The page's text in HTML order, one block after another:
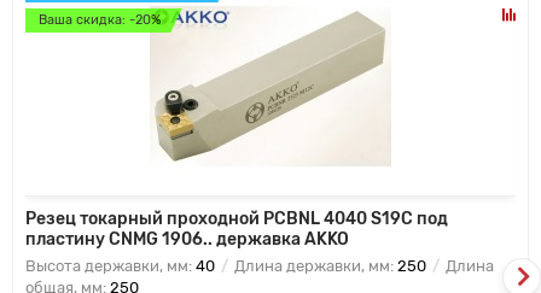
Ваша скидка: -20%
Резец токарный проходной PCBNL 4040 S19C под
пластину CNMG 1906.. державка AKKO
Высота державки, мм: 40 Длина державки, мм: 250
Длина
общая, мм: 250